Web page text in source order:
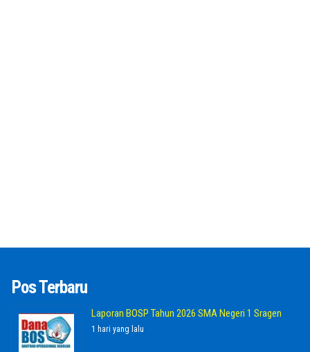
Pos Terbaru
Laporan BOSP Tahun 2026 SMA Negeri 1 Sragen
1 hari yang lalu